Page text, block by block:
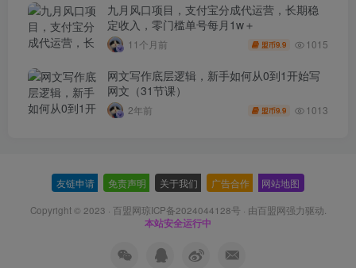
九月风口项目，支付宝分成代运营，长期稳
定收入，零门槛单号每月1w＋
11个月前 盟币9.9 1015
网文写作底层逻辑，新手如何从0到1开始写
网文（31节课）
2年前 盟币9.9 1013
友链申请 免责声明 关于我们 广告合作 网站地图
Copyright © 2023 · 百盟网琼ICP备2024044128号 · 由百盟网强力驱动.
本站安全运行中